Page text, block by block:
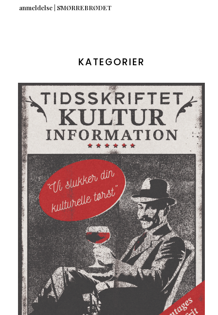
anmeldelse | SMØRREBRØDET
KATEGORIER